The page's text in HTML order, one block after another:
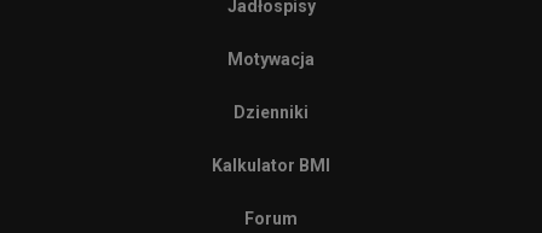
Jadłospisy
Motywacja
Dzienniki
Kalkulator BMI
Forum